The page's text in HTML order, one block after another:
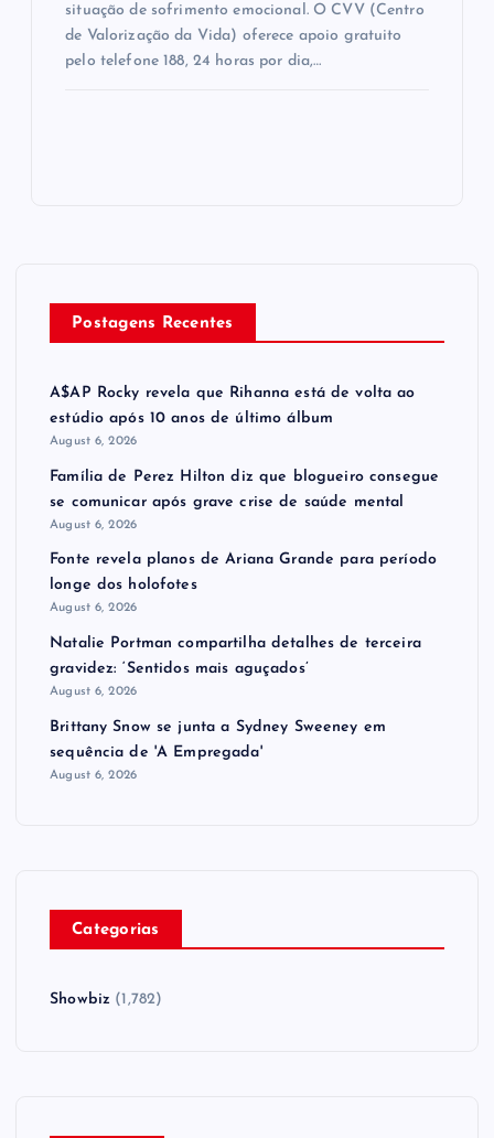
situação de sofrimento emocional. O CVV (Centro
de Valorização da Vida) oferece apoio gratuito
pelo telefone 188, 24 horas por dia,…
Postagens Recentes
A$AP Rocky revela que Rihanna está de volta ao
estúdio após 10 anos de último álbum
August 6, 2026
Família de Perez Hilton diz que blogueiro consegue
se comunicar após grave crise de saúde mental
August 6, 2026
Fonte revela planos de Ariana Grande para período
longe dos holofotes
August 6, 2026
Natalie Portman compartilha detalhes de terceira
gravidez: ‘Sentidos mais aguçados’
August 6, 2026
Brittany Snow se junta a Sydney Sweeney em
sequência de ​'A Empregada​'
August 6, 2026
Categorias
Showbiz (1,782)